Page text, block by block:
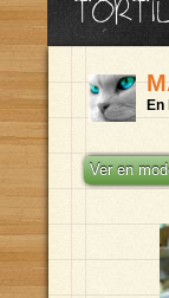
Ver en